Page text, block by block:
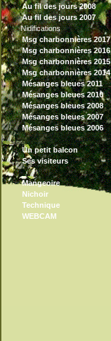
Au fil des jours 2008
Au fil des jours 2007
Nidifications
Msg charbonnières 2017
Msg charbonnières 2016
Msg charbonnières 2015
Msg charbonnières 2014
Mésanges bleues 2011
Mésanges bleues 2010
Mésanges bleues 2008
Mésanges bleues 2007
Mésanges bleues 2006
Un petit balcon
Ses visiteurs
Mangeoire
Nichoir
Technique
WEBCAM